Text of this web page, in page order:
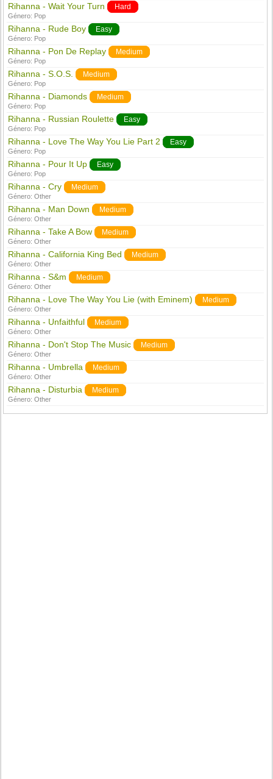
Rihanna - Wait Your Turn Hard
Género: Pop
Rihanna - Rude Boy Easy
Género: Pop
Rihanna - Pon De Replay Medium
Género: Pop
Rihanna - S.O.S. Medium
Género: Pop
Rihanna - Diamonds Medium
Género: Pop
Rihanna - Russian Roulette Easy
Género: Pop
Rihanna - Love The Way You Lie Part 2 Easy
Género: Pop
Rihanna - Pour It Up Easy
Género: Pop
Rihanna - Cry Medium
Género:Other
Rihanna - Man Down Medium
Género:Other
Rihanna - Take A Bow Medium
Género:Other
Rihanna - California King Bed Medium
Género:Other
Rihanna - S&m Medium
Género:Other
Rihanna - Love The Way You Lie (with Eminem) Medium
Género:Other
Rihanna - Unfaithful Medium
Género:Other
Rihanna - Don't Stop The Music Medium
Género:Other
Rihanna - Umbrella Medium
Género:Other
Rihanna - Disturbia Medium
Género:Other